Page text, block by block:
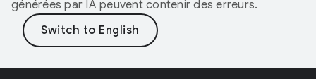
générées par IA peuvent contenir des erreurs.